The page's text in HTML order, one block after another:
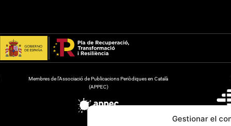
Gestionar el
Membres de l’Associació de Publicacions Periòdiques en Català
(APPEC)